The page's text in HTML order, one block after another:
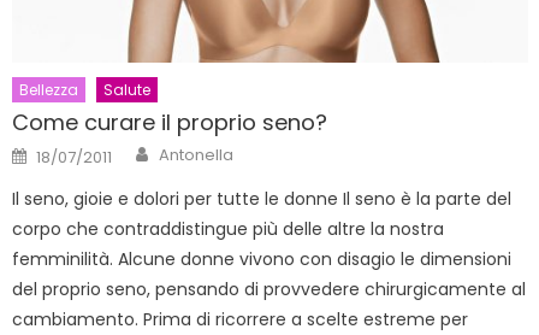
Bellezza Salute
Come curare il proprio seno?
Posted
on
18/07/2011 Author
Antonella
Il seno, gioie e dolori per tutte le donne Il seno è la parte del
corpo che contraddistingue più delle altre la nostra
femminilità. Alcune donne vivono con disagio le dimensioni
del proprio seno, pensando di provvedere chirurgicamente al
cambiamento. Prima di ricorrere a scelte estreme per